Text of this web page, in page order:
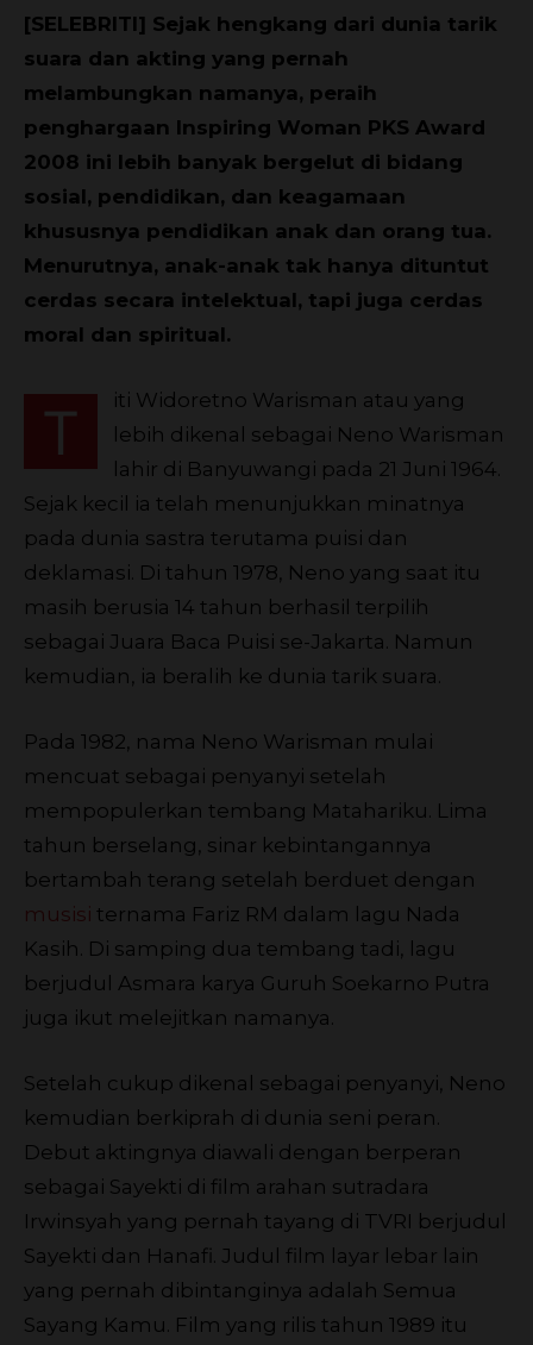
[SELEBRITI] Sejak hengkang dari dunia tarik
suara dan akting yang pernah
melambungkan namanya, peraih
penghargaan Inspiring Woman PKS Award
2008 ini lebih banyak bergelut di bidang
sosial, pendidikan, dan keagamaan
khususnya pendidikan anak dan orang tua.
Menurutnya, anak-anak tak hanya dituntut
cerdas secara intelektual, tapi juga cerdas
moral dan spiritual.
T
iti Widoretno Warisman atau yang
lebih dikenal sebagai Neno Warisman
lahir di Banyuwangi pada 21 Juni 1964.
Sejak kecil ia telah menunjukkan minatnya
pada dunia sastra terutama puisi dan
deklamasi. Di tahun 1978, Neno yang saat itu
masih berusia 14 tahun berhasil terpilih
sebagai Juara Baca Puisi se-Jakarta. Namun
kemudian, ia beralih ke dunia tarik suara.
Pada 1982, nama Neno Warisman mulai
mencuat sebagai penyanyi setelah
mempopulerkan tembang Matahariku. Lima
tahun berselang, sinar kebintangannya
bertambah terang setelah berduet dengan
musisi ternama Fariz RM dalam lagu Nada
Kasih. Di samping dua tembang tadi, lagu
berjudul Asmara karya Guruh Soekarno Putra
juga ikut melejitkan namanya.
Setelah cukup dikenal sebagai penyanyi, Neno
kemudian berkiprah di dunia seni peran.
Debut aktingnya diawali dengan berperan
sebagai Sayekti di film arahan sutradara
Irwinsyah yang pernah tayang di TVRI berjudul
Sayekti dan Hanafi. Judul film layar lebar lain
yang pernah dibintanginya adalah Semua
Sayang Kamu. Film yang rilis tahun 1989 itu